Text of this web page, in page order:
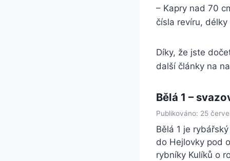
– Kapry nad 70
čísla revíru,
Díky, že jste
další články na
Bělá 1 –
Publikováno: 25
Bělá 1 je
do Hejlovky pod
rybníky Kulíků o